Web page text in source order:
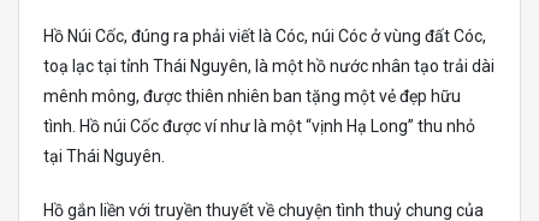
Hồ Núi Cốc, đúng ra phải viết là Cóc, núi Cóc ở vùng đất Cóc,
toạ lạc tại tỉnh Thái Nguyên, là một hồ nước nhân tạo trải dài
mênh mông, được thiên nhiên ban tặng một vẻ đẹp hữu
tình. Hồ núi Cốc được ví như là một “vịnh Hạ Long” thu nhỏ
tại Thái Nguyên.
Hồ gắn liền với truyền thuyết về chuyện tình thuỷ chung của